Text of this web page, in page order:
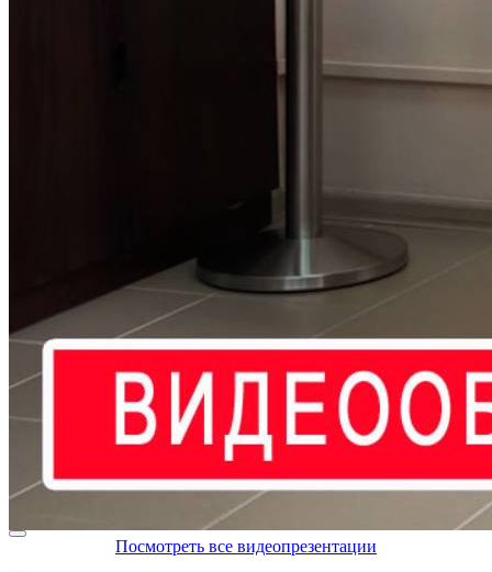
Посмотреть все видеопрезентации